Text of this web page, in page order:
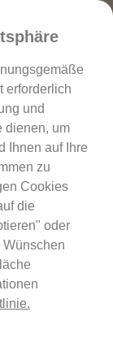
erforderlich
und
dienen, um
Ihnen auf Ihre
zu
Cookies
die
oder